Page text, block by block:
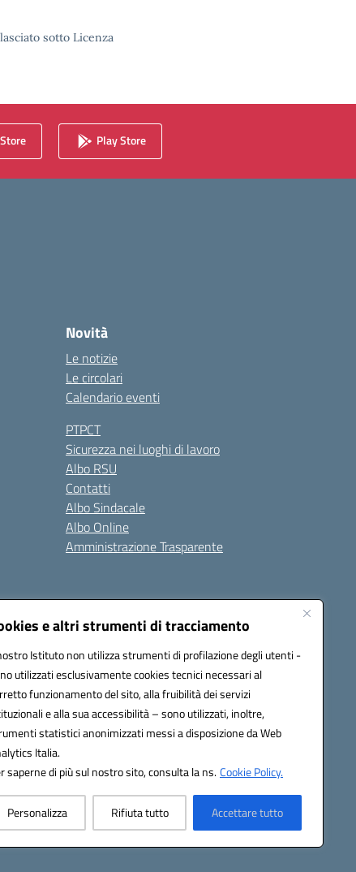
e altri strumenti di tracciamento
Istituto non utilizza strumenti di profilazione degli utenti -
utilizzati esclusivamente cookies tecnici necessari al
funzionamento del sito, alla fruibilità dei servizi
e alla sua accessibilità – sono utilizzati, inoltre,
statistici anonimizzati messi a disposizione da Web
Italia.
saperne di più sul nostro sito, consulta la ns.Cookie Policy.
Personalizza Rifiuta tutto Accettare tutto
sotto Licenza
Play Store
Novità
Le notizie
Le circolari
Calendario eventi
PTPCT
Sicurezza nei luoghi di lavoro
Albo RSU
Contatti
Albo Sindacale
Albo Online
Amministrazione Trasparente